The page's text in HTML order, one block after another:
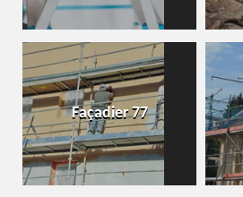
Façadier 77